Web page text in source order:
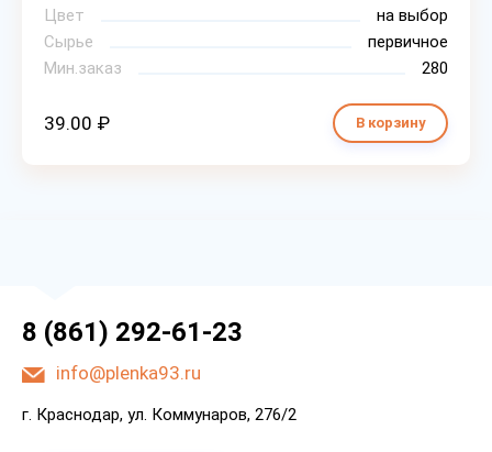
Цвет
на выбор
Сырье
первичное
Мин.заказ
280
39.00 ₽ В корзину
8 (861) 292-61-23
info@plenka93.ru
г. Краснодар, ул. Коммунаров, 276/2